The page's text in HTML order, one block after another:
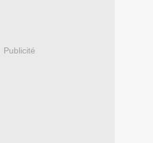
Publicité